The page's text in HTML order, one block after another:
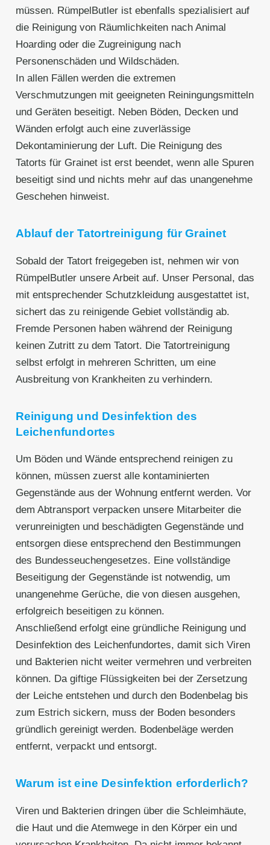
müssen. RümpelButler ist ebenfalls spezialisiert auf
die Reinigung von Räumlichkeiten nach Animal
Hoarding oder die Zugreinigung nach
Personenschäden und Wildschäden.
In allen Fällen werden die extremen
Verschmutzungen mit geeigneten Reiningungsmitteln
und Geräten beseitigt. Neben Böden, Decken und
Wänden erfolgt auch eine zuverlässige
Dekontaminierung der Luft. Die Reinigung des
Tatorts für Grainet ist erst beendet, wenn alle Spuren
beseitigt sind und nichts mehr auf das unangenehme
Geschehen hinweist.
Ablauf der Tatortreinigung für Grainet
Sobald der Tatort freigegeben ist, nehmen wir von
RümpelButler unsere Arbeit auf. Unser Personal, das
mit entsprechender Schutzkleidung ausgestattet ist,
sichert das zu reinigende Gebiet vollständig ab.
Fremde Personen haben während der Reinigung
keinen Zutritt zu dem Tatort. Die Tatortreinigung
selbst erfolgt in mehreren Schritten, um eine
Ausbreitung von Krankheiten zu verhindern.
Reinigung und Desinfektion des
Leichenfundortes
Um Böden und Wände entsprechend reinigen zu
können, müssen zuerst alle kontaminierten
Gegenstände aus der Wohnung entfernt werden. Vor
dem Abtransport verpacken unsere Mitarbeiter die
verunreinigten und beschädigten Gegenstände und
entsorgen diese entsprechend den Bestimmungen
des Bundesseuchengesetzes. Eine vollständige
Beseitigung der Gegenstände ist notwendig, um
unangenehme Gerüche, die von diesen ausgehen,
erfolgreich beseitigen zu können.
Anschließend erfolgt eine gründliche Reinigung und
Desinfektion des Leichenfundortes, damit sich Viren
und Bakterien nicht weiter vermehren und verbreiten
können. Da giftige Flüssigkeiten bei der Zersetzung
der Leiche entstehen und durch den Bodenbelag bis
zum Estrich sickern, muss der Boden besonders
gründlich gereinigt werden. Bodenbeläge werden
entfernt, verpackt und entsorgt.
Warum ist eine Desinfektion erforderlich?
Viren und Bakterien dringen über die Schleimhäute,
die Haut und die Atemwege in den Körper ein und